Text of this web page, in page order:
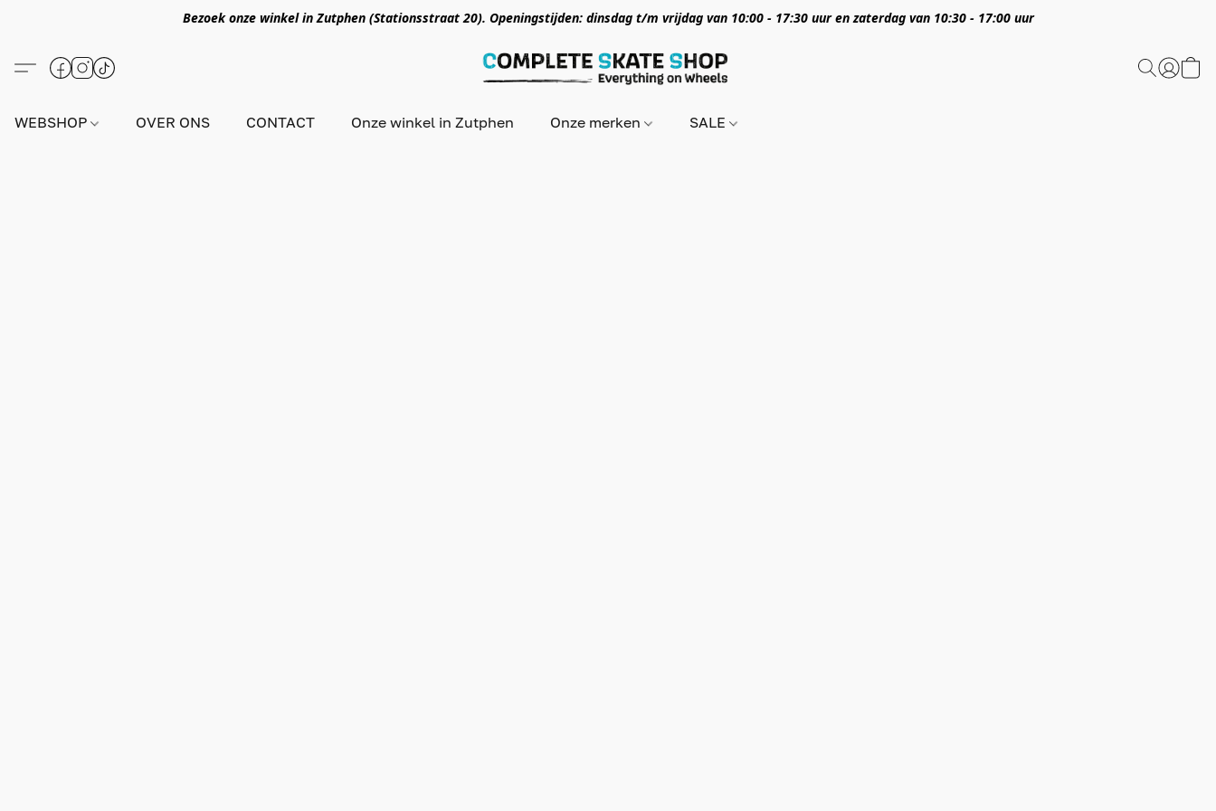
Bezoek onze winkel in Zutphen (Stationsstraat 20). Openingstijden: dinsdag t/m vrijdag van 10:00 - 17:30 uur en zaterdag van 10:30 - 17:00 uur
WEBSHOP OVER ONS CONTACT Onze winkel in Zutphen Onze merken SALE